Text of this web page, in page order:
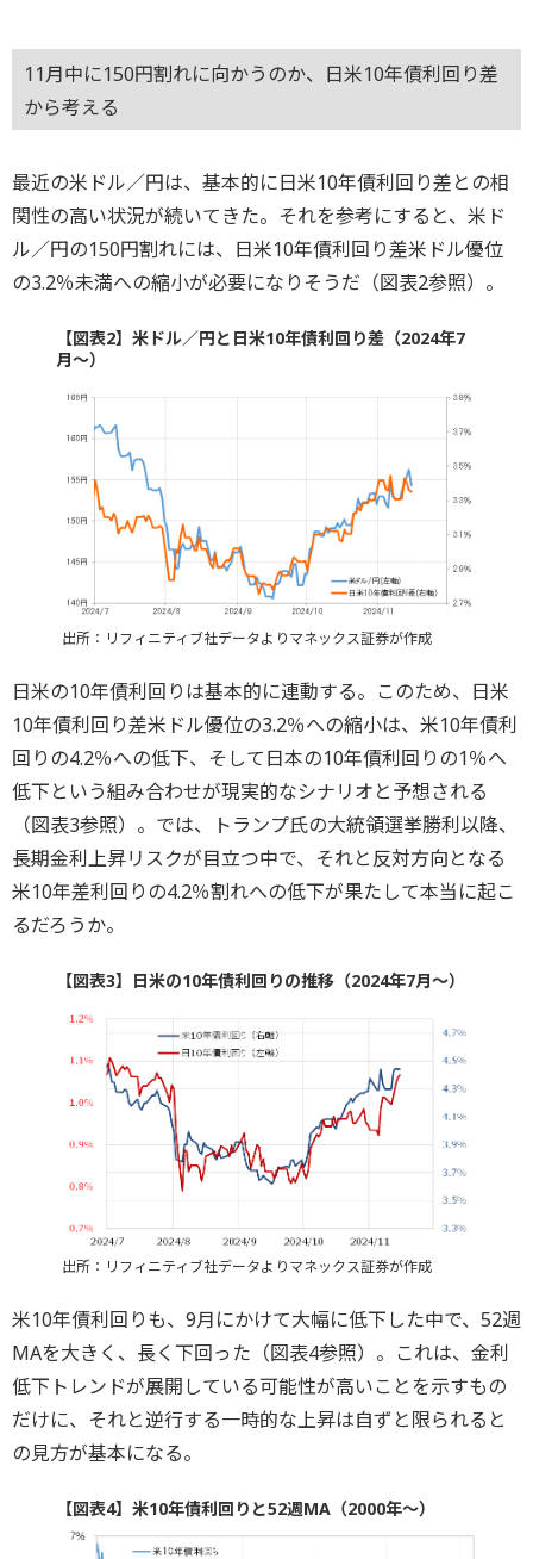
11月中に150円割れに向かうのか、日米10年債利回り差
から考える
最近の米ドル／円は、基本的に日米10年債利回り差との相
関性の高い状況が続いてきた。それを参考にすると、米ド
ル／円の150円割れには、日米10年債利回り差米ドル優位
の3.2％未満への縮小が必要になりそうだ（図表2参照）。
【図表2】米ドル／円と日米10年債利回り差（2024年7
月～）
出所：リフィニティブ社データよりマネックス証券が作成
日米の10年債利回りは基本的に連動する。このため、日米
10年債利回り差米ドル優位の3.2％への縮小は、米10年債利
回りの4.2％への低下、そして日本の10年債利回りの1％へ
低下という組み合わせが現実的なシナリオと予想される
（図表3参照）。では、トランプ氏の大統領選挙勝利以降、
長期金利上昇リスクが目立つ中で、それと反対方向となる
米10年差利回りの4.2％割れへの低下が果たして本当に起こ
るだろうか。
【図表3】日米の10年債利回りの推移（2024年7月～）
出所：リフィニティブ社データよりマネックス証券が作成
米10年債利回りも、9月にかけて大幅に低下した中で、52週
MAを大きく、長く下回った（図表4参照）。これは、金利
低下トレンドが展開している可能性が高いことを示すもの
だけに、それと逆行する一時的な上昇は自ずと限られると
の見方が基本になる。
【図表4】米10年債利回りと52週MA（2000年～）